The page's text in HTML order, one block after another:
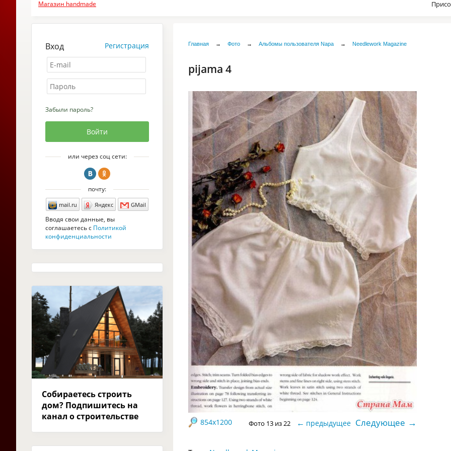
Магазин handmade
Главная → Фото → Альбомы пользователя Napa → Needlework Magazine
pijama 4
854x1200 Фото 13 из 22 ← предыдущее Следующее →
Вход Регистрация
Забыли пароль?
или через соц сети:
почту:
mail.ru Яндекс GMail
Вводя свои данные, вы
соглашаетесь с Политикой
конфиденциальности
Собираетесь строить
дом? Подпишитесь на
канал о строительстве